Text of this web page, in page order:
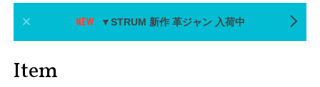
▼STRUM 新作 革ジャン 入荷中
Item